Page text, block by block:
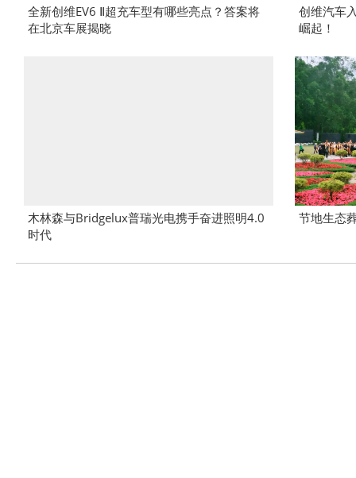
全新创维EV6 Ⅱ超充车型有哪些亮点？答案将
在北京车展揭晓
创维汽车
崛起！
木林森与Bridgelux普瑞光电携手奋进照明4.0
时代
节地生态